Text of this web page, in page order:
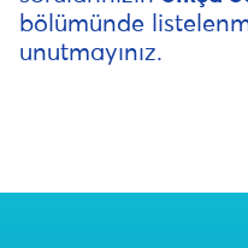
bölümünde
unutmayınız.